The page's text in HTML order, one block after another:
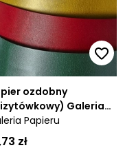
ozdobny
Galeria
Iceland A4 -
220 g (200613)
Papieru
zł